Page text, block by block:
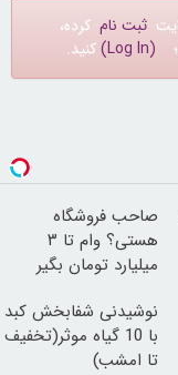
ثبت نام کرده،
(Log In) کنید.
صاحب فروشگاه
هستی؟ وام تا ۳
میلیارد تومان بگیر
نوشیدنی شفابخش کبد
با 10 گیاه موثر(تخفیف
تا امشب)